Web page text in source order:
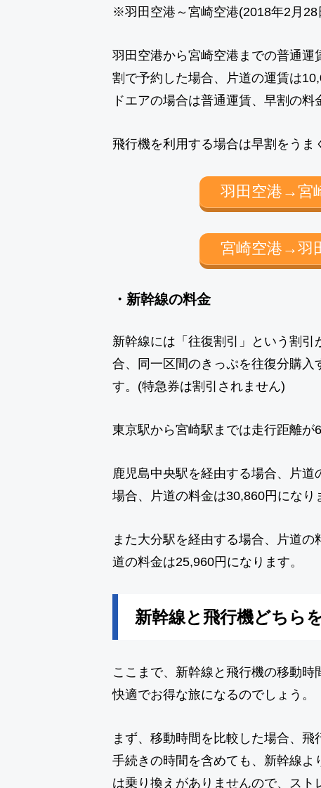
※羽田空港～宮崎空港(2018年2月28
羽田空港から宮崎空港までの普通
割で予約した場合、片道の運賃は
ドエアの場合は普通運賃、早割の料
飛行機を利用する場合は早割をうま
羽田空港→宮
宮崎空港→羽
・新幹線の料金
新幹線には「往復割引」という割
合、同一区間のきっぷを往復分購
す。(特急券は割引されません)
東京駅から宮崎駅までは走行距離が
鹿児島中央駅を経由する場合、片
場合、片道の料金は30,860円になり
また大分駅を経由する場合、片道
道の料金は25,960円になります。
新幹線と飛行機どちら
ここまで、新幹線と飛行機の移動
快適でお得な旅になるのでしょう。
まず、移動時間を比較した場合、
手続きの時間を含めても、新幹線
は乗り換えがありませんので、ス